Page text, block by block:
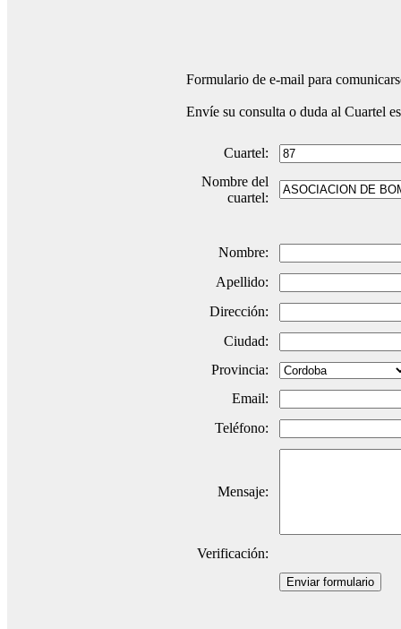
Formulario de e-mail para
Envíe su consulta o duda al Cuartel
Cuartel:
Nombre del
cuartel:
Nombre:
Apellido:
Dirección:
Ciudad:
Provincia:
Email:
Teléfono:
Mensaje:
Verificación:
Enviar formulario